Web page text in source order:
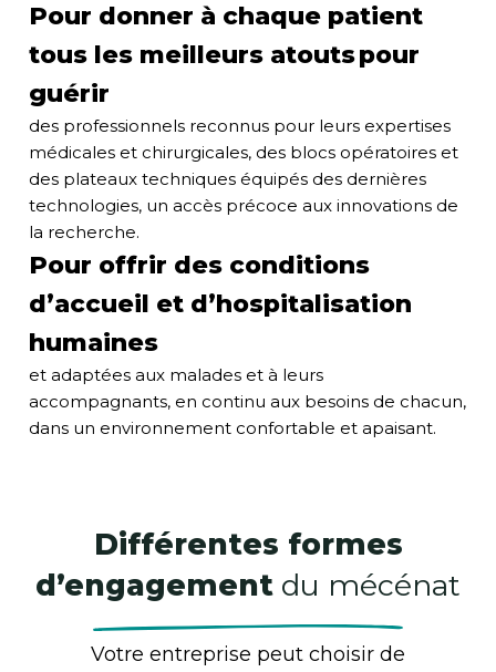
Pour donner à chaque patient
tous les meilleurs atouts pour
guérir
des professionnels reconnus pour leurs expertises
médicales et chirurgicales, des blocs opératoires et
des plateaux techniques équipés des dernières
technologies, un accès précoce aux innovations de
la recherche.
Pour offrir des conditions
d’accueil et d’hospitalisation
humaines
et adaptées aux malades et à leurs
accompagnants, en continu aux besoins de chacun,
dans un environnement confortable et apaisant.
Différentes formes
d’engagement du mécénat
Votre entreprise peut choisir de